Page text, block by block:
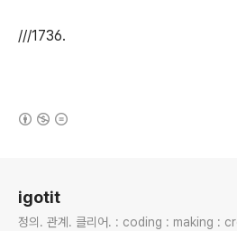
///1736.
igotit
정의. 관계. 클리어. : coding : making : creating :